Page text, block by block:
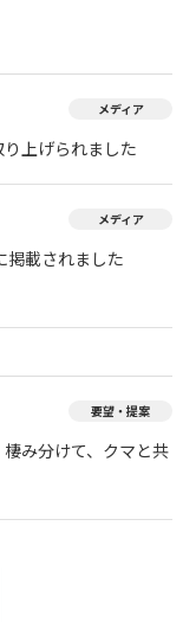
メディア
上げられました
メディア
掲載されました
要望・提案
み分けて、クマと共